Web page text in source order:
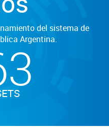
del sistema de
Argentina.